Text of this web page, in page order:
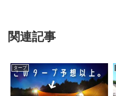
関連記事
タープ